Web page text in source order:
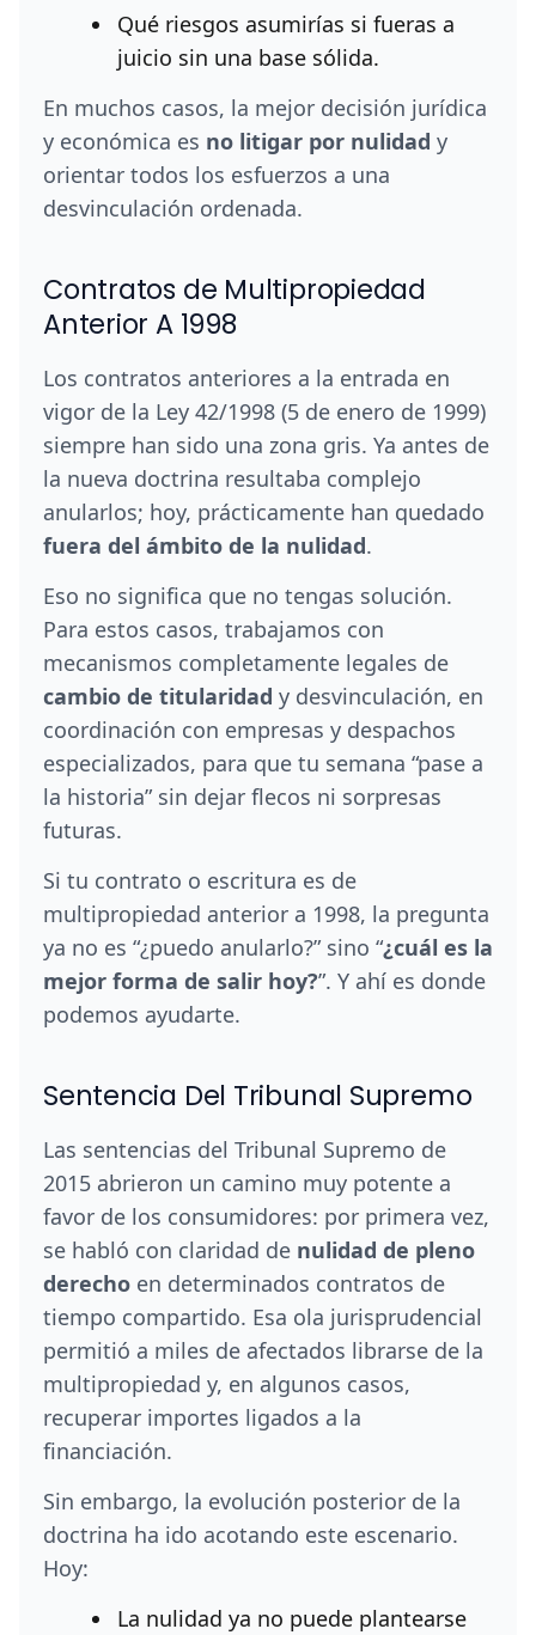
Qué riesgos asumirías si fueras a
juicio sin una base sólida.
En muchos casos, la mejor decisión jurídica
y económica es no litigar por nulidad y
orientar todos los esfuerzos a una
desvinculación ordenada.
Contratos de Multipropiedad
Anterior A 1998
Los contratos anteriores a la entrada en
vigor de la Ley 42/1998 (5 de enero de 1999)
siempre han sido una zona gris. Ya antes de
la nueva doctrina resultaba complejo
anularlos; hoy, prácticamente han quedado
fuera del ámbito de la nulidad.
Eso no significa que no tengas solución.
Para estos casos, trabajamos con
mecanismos completamente legales de
cambio de titularidad y desvinculación, en
coordinación con empresas y despachos
especializados, para que tu semana “pase a
la historia” sin dejar flecos ni sorpresas
futuras.
Si tu contrato o escritura es de
multipropiedad anterior a 1998, la pregunta
ya no es “¿puedo anularlo?” sino “¿cuál es la
mejor forma de salir hoy?”. Y ahí es donde
podemos ayudarte.
Sentencia Del Tribunal Supremo
Las sentencias del Tribunal Supremo de
2015 abrieron un camino muy potente a
favor de los consumidores: por primera vez,
se habló con claridad de nulidad de pleno
derecho en determinados contratos de
tiempo compartido. Esa ola jurisprudencial
permitió a miles de afectados librarse de la
multipropiedad y, en algunos casos,
recuperar importes ligados a la
financiación.
Sin embargo, la evolución posterior de la
doctrina ha ido acotando este escenario.
Hoy:
La nulidad ya no puede plantearse